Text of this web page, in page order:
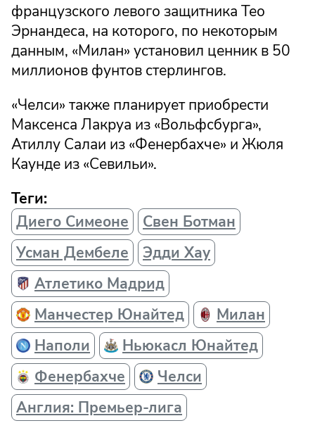
французского левого защитника Тео
Эрнандеса, на которого, по некоторым
данным, «Милан» установил ценник в 50
миллионов фунтов стерлингов.
«Челси» также планирует приобрести
Максенса Лакруа из «Вольфсбурга»,
Атиллу Салаи из «Фенербахче» и Жюля
Каунде из «Севильи».
Теги:
Диего Симеоне
Свен Ботман
Усман Дембеле
Эдди Хау
Атлетико Мадрид
Манчестер Юнайтед
Милан
Наполи
Ньюкасл Юнайтед
Фенербахче
Челси
Англия: Премьер-лига